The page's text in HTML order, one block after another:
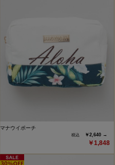
マナウイポーチ
￥2,640 →
￥1,848